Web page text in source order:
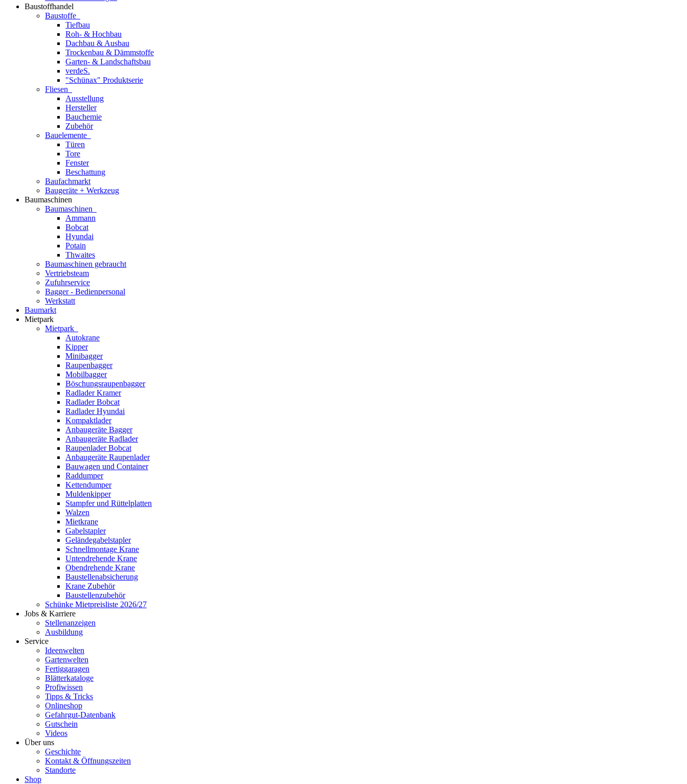
Baustoffhandel
Baustoffe
Tiefbau
Roh- & Hochbau
Dachbau & Ausbau
Trockenbau & Dämmstoffe
Garten- & Landschaftsbau
verdeS.
"Schünax" Produktserie
Fliesen
Ausstellung
Hersteller
Bauchemie
Zubehör
Bauelemente
Türen
Tore
Fenster
Beschattung
Baufachmarkt
Baugeräte + Werkzeug
Baumaschinen
Baumaschinen
Ammann
Bobcat
Hyundai
Potain
Thwaites
Baumaschinen gebraucht
Vertriebsteam
Zufuhrservice
Bagger - Bedienpersonal
Werkstatt
Baumarkt
Mietpark
Mietpark
Autokrane
Kipper
Minibagger
Raupenbagger
Mobilbagger
Böschungsraupenbagger
Radlader Kramer
Radlader Bobcat
Radlader Hyundai
Kompaktlader
Anbaugeräte Bagger
Anbaugeräte Radlader
Raupenlader Bobcat
Anbaugeräte Raupenlader
Bauwagen und Container
Raddumper
Kettendumper
Muldenkipper
Stampfer und Rüttelplatten
Walzen
Mietkrane
Gabelstapler
Geländegabelstapler
Schnellmontage Krane
Untendrehende Krane
Obendrehende Krane
Baustellenabsicherung
Krane Zubehör
Baustellenzubehör
Schünke Mietpreisliste 2026/27
Jobs & Karriere
Stellenanzeigen
Ausbildung
Service
Ideenwelten
Gartenwelten
Fertiggaragen
Blätterkataloge
Profiwissen
Tipps & Tricks
Onlineshop
Gefahrgut-Datenbank
Gutschein
Videos
Über uns
Geschichte
Kontakt & Öffnungszeiten
Standorte
Shop